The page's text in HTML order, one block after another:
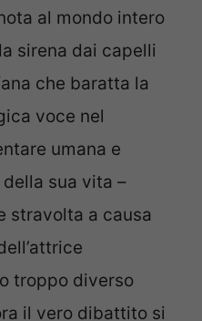
al mondo intero
sirena dai capelli
che baratta la
voce nel
umana e
della sua vita –
stravolta a causa
troppo diverso
il vero dibattito si